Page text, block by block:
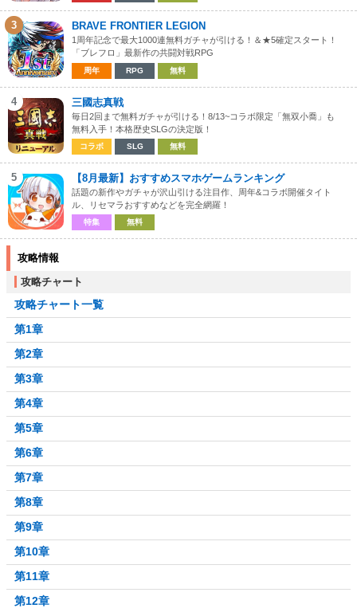
3 BRAVE FRONTIER LEGION
1周年記念で最大1000連無料ガチャが引ける！＆★5確定スタート！
「ブレフロ」最新作の共闘対戦RPG
周年 RPG 無料
4 三國志真戦
毎日2回まで無料ガチャが引ける！8/13~コラボ限定「無双小喬」も
無料入手！本格歴史SLGの決定版！
コラボ SLG 無料
5 【8月最新】おすすめスマホゲームランキング
話題の新作やガチャが沢山引ける注目作、周年&コラボ開催タイト
ル、リセマラおすすめなどを完全網羅！
特集 無料
攻略情報
攻略チャート
攻略チャート一覧
第1章
第2章
第3章
第4章
第5章
第6章
第7章
第8章
第9章
第10章
第11章
第12章